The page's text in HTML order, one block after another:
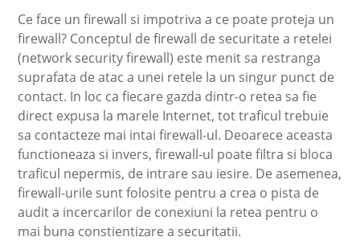
Ce face un firewall si impotriva a ce poate proteja un
firewall? Conceptul de firewall de securitate a retelei
(network security firewall) este menit sa restranga
suprafata de atac a unei retele la un singur punct de
contact. In loc ca fiecare gazda dintr-o retea sa fie
direct expusa la marele Internet, tot traficul trebuie
sa contacteze mai intai firewall-ul. Deoarece aceasta
functioneaza si invers, firewall-ul poate filtra si bloca
traficul nepermis, de intrare sau iesire. De asemenea,
firewall-urile sunt folosite pentru a crea o pista de
audit a incercarilor de conexiuni la retea pentru o
mai buna constientizare a securitatii.